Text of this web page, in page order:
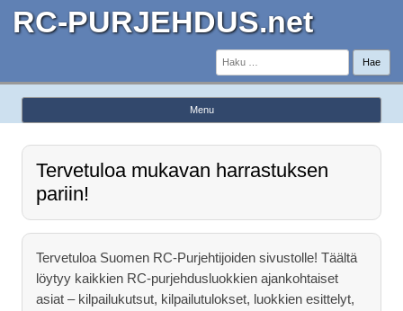
RC-PURJEHDUS.net
Haku:
Menu
Tervetuloa mukavan harrastuksen
pariin!
Tervetuloa Suomen RC-Purjehtijoiden sivustolle! Täältä
löytyy kaikkien RC-purjehdusluokkien ajankohtaiset
asiat – kilpailukutsut, kilpailutulokset, luokkien esittelyt,